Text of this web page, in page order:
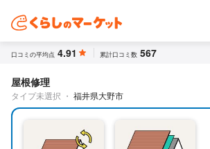
口コミの平均点 4.91 累計口コミ数 567
屋根修理
タイプ未選択 ・ 福井県大野市